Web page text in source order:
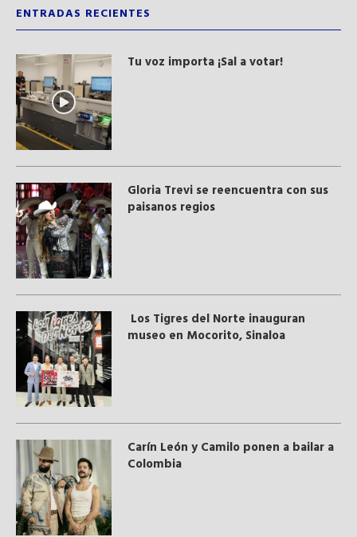
ENTRADAS RECIENTES
Tu voz importa ¡Sal a votar!
Gloria Trevi se reencuentra con sus
paisanos regios
Los Tigres del Norte inauguran
museo en Mocorito, Sinaloa
Carín León y Camilo ponen a bailar a
Colombia